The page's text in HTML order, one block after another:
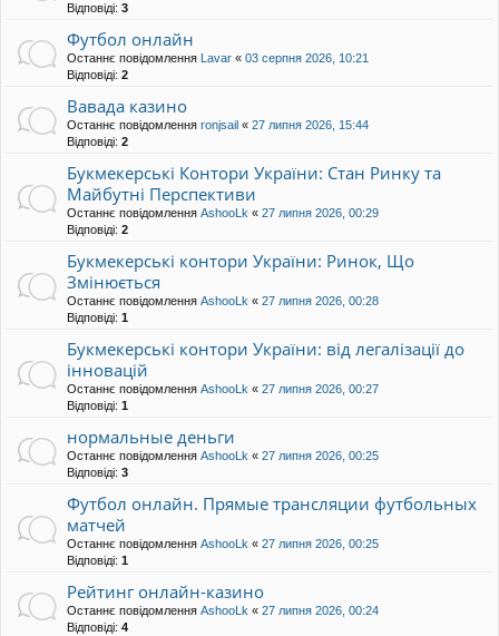
Відповіді: 3
Футбол онлайн
Останнє повідомлення Lavar « 03 серпня 2026, 10:21
Відповіді: 2
Вавада казино
Останнє повідомлення ronjsail « 27 липня 2026, 15:44
Відповіді: 2
Букмекерські Контори України: Стан Ринку та
Майбутні Перспективи
Останнє повідомлення AshooLk « 27 липня 2026, 00:29
Відповіді: 2
Букмекерські контори України: Ринок, Що
Змінюється
Останнє повідомлення AshooLk « 27 липня 2026, 00:28
Відповіді: 1
Букмекерські контори України: від легалізації до
інновацій
Останнє повідомлення AshooLk « 27 липня 2026, 00:27
Відповіді: 1
нормальные деньги
Останнє повідомлення AshooLk « 27 липня 2026, 00:25
Відповіді: 3
Футбол онлайн. Прямые трансляции футбольных
матчей
Останнє повідомлення AshooLk « 27 липня 2026, 00:25
Відповіді: 1
Рейтинг онлайн-казино
Останнє повідомлення AshooLk « 27 липня 2026, 00:24
Відповіді: 4